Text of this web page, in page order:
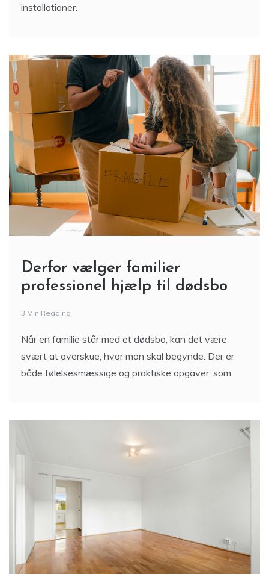
installationer.
Derfor vælger familier
professionel hjælp til dødsbo
3 Min Reading
Når en familie står med et dødsbo, kan det være
svært at overskue, hvor man skal begynde. Der er
både følelsesmæssige og praktiske opgaver, som